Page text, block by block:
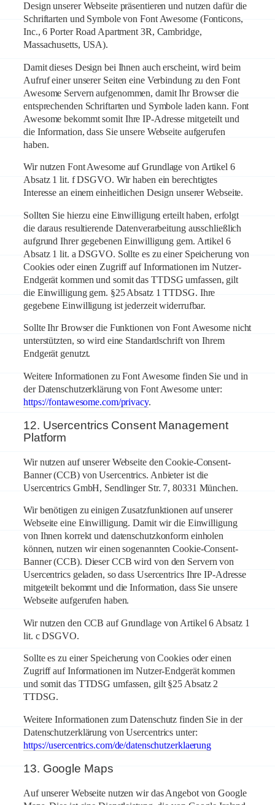
Design unserer Webseite präsentieren und nutzen dafür die
Schriftarten und Symbole von Font Awesome (Fonticons,
Inc., 6 Porter Road Apartment 3R, Cambridge,
Massachusetts, USA).
Damit dieses Design bei Ihnen auch erscheint, wird beim
Aufruf einer unserer Seiten eine Verbindung zu den Font
Awesome Servern aufgenommen, damit Ihr Browser die
entsprechenden Schriftarten und Symbole laden kann. Font
Awesome bekommt somit Ihre IP-Adresse mitgeteilt und
die Information, dass Sie unsere Webseite aufgerufen
haben.
Wir nutzen Font Awesome auf Grundlage von Artikel 6
Absatz 1 lit. f DSGVO. Wir haben ein berechtigtes
Interesse an einem einheitlichen Design unserer Webseite.
Sollten Sie hierzu eine Einwilligung erteilt haben, erfolgt
die daraus resultierende Datenverarbeitung ausschließlich
aufgrund Ihrer gegebenen Einwilligung gem. Artikel 6
Absatz 1 lit. a DSGVO. Sollte es zu einer Speicherung von
Cookies oder einen Zugriff auf Informationen im Nutzer-
Endgerät kommen und somit das TTDSG umfassen, gilt
die Einwilligung gem. §25 Absatz 1 TTDSG. Ihre
gegebene Einwilligung ist jederzeit widerrufbar.
Sollte Ihr Browser die Funktionen von Font Awesome nicht
unterstützten, so wird eine Standardschrift von Ihrem
Endgerät genutzt.
Weitere Informationen zu Font Awesome finden Sie und in
der Datenschutzerklärung von Font Awesome unter:
https://fontawesome.com/privacy.
12. Usercentrics Consent Management
Platform
Wir nutzen auf unserer Webseite den Cookie-Consent-
Banner (CCB) von Usercentrics. Anbieter ist die
Usercentrics GmbH, Sendlinger Str. 7, 80331 München.
Wir benötigen zu einigen Zusatzfunktionen auf unserer
Webseite eine Einwilligung. Damit wir die Einwilligung
von Ihnen korrekt und datenschutzkonform einholen
können, nutzen wir einen sogenannten Cookie-Consent-
Banner (CCB). Dieser CCB wird von den Servern von
Usercentrics geladen, so dass Usercentrics Ihre IP-Adresse
mitgeteilt bekommt und die Information, dass Sie unsere
Webseite aufgerufen haben.
Wir nutzen den CCB auf Grundlage von Artikel 6 Absatz 1
lit. c DSGVO.
Sollte es zu einer Speicherung von Cookies oder einen
Zugriff auf Informationen im Nutzer-Endgerät kommen
und somit das TTDSG umfassen, gilt §25 Absatz 2
TTDSG.
Weitere Informationen zum Datenschutz finden Sie in der
Datenschutzerklärung von Usercentrics unter:
https://usercentrics.com/de/datenschutzerklaerung
13. Google Maps
Auf unserer Webseite nutzen wir das Angebot von Google